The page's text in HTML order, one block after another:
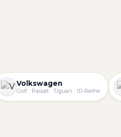
Volkswagen
Golf · Passat · Tiguan · ID-Reihe